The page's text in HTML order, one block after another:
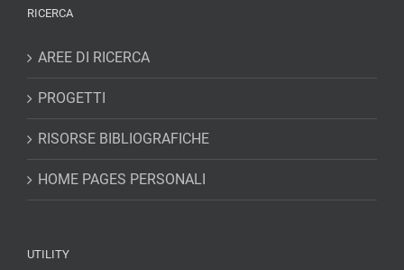
RICERCA
AREE DI RICERCA
PROGETTI
RISORSE BIBLIOGRAFICHE
HOME PAGES PERSONALI
UTILITY